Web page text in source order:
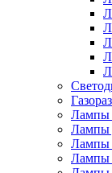
Лампы
Лампы
Лампы
Лампы